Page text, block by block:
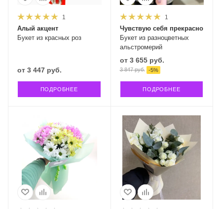
1
Букет из красных роз
Алый акцент
от 3 447 руб.
ПОДРОБНЕЕ
1
Букет из разноцветных
альстромерий
Чувствую себя прекрасно
от 3 655 руб.
3 847 руб. -5%
ПОДРОБНЕЕ